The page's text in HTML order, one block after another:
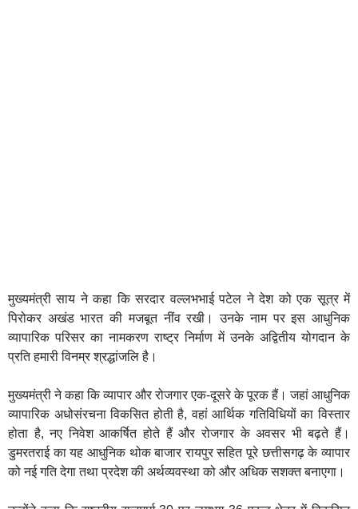
मुख्यमंत्री साय ने कहा कि सरदार वल्लभभाई पटेल ने देश को एक सूत्र में
पिरोकर अखंड भारत की मजबूत नींव रखी। उनके नाम पर इस आधुनिक
व्यापारिक परिसर का नामकरण राष्ट्र निर्माण में उनके अद्वितीय योगदान के
प्रति हमारी विनम्र श्रद्धांजलि है।
मुख्यमंत्री ने कहा कि व्यापार और रोजगार एक-दूसरे के पूरक हैं। जहां आधुनिक
व्यापारिक अधोसंरचना विकसित होती है, वहां आर्थिक गतिविधियों का विस्तार
होता है, नए निवेश आकर्षित होते हैं और रोजगार के अवसर भी बढ़ते हैं।
डुमरतराई का यह आधुनिक थोक बाजार रायपुर सहित पूरे छत्तीसगढ़ के व्यापार
को नई गति देगा तथा प्रदेश की अर्थव्यवस्था को और अधिक सशक्त बनाएगा।